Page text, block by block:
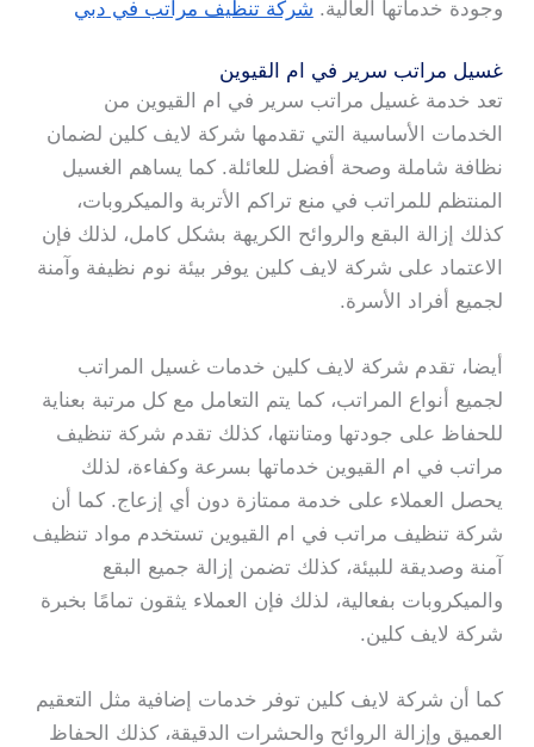
وجودة خدماتها العالية. شركة تنظيف مراتب في دبي
غسيل مراتب سرير في ام القيوين
تعد خدمة غسيل مراتب سرير في ام القيوين من
الخدمات الأساسية التي تقدمها شركة لايف كلين لضمان
نظافة شاملة وصحة أفضل للعائلة. كما يساهم الغسيل
المنتظم للمراتب في منع تراكم الأتربة والميكروبات،
كذلك إزالة البقع والروائح الكريهة بشكل كامل، لذلك فإن
الاعتماد على شركة لايف كلين يوفر بيئة نوم نظيفة وآمنة
لجميع أفراد الأسرة.
أيضا، تقدم شركة لايف كلين خدمات غسيل المراتب
لجميع أنواع المراتب، كما يتم التعامل مع كل مرتبة بعناية
للحفاظ على جودتها ومتانتها، كذلك تقدم شركة تنظيف
مراتب في ام القيوين خدماتها بسرعة وكفاءة، لذلك
يحصل العملاء على خدمة ممتازة دون أي إزعاج. كما أن
شركة تنظيف مراتب في ام القيوين تستخدم مواد تنظيف
آمنة وصديقة للبيئة، كذلك تضمن إزالة جميع البقع
والميكروبات بفعالية، لذلك فإن العملاء يثقون تمامًا بخبرة
شركة لايف كلين.
كما أن شركة لايف كلين توفر خدمات إضافية مثل التعقيم
العميق وإزالة الروائح والحشرات الدقيقة، كذلك الحفاظ